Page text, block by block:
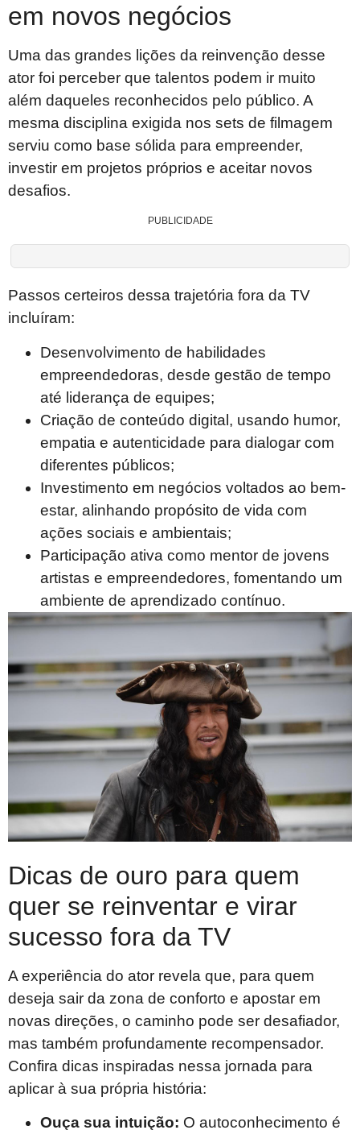
em novos negócios
Uma das grandes lições da reinvenção desse
ator foi perceber que talentos podem ir muito
além daqueles reconhecidos pelo público. A
mesma disciplina exigida nos sets de filmagem
serviu como base sólida para empreender,
investir em projetos próprios e aceitar novos
desafios.
PUBLICIDADE
Passos certeiros dessa trajetória fora da TV
incluíram:
Desenvolvimento de habilidades
empreendedoras, desde gestão de tempo
até liderança de equipes;
Criação de conteúdo digital, usando humor,
empatia e autenticidade para dialogar com
diferentes públicos;
Investimento em negócios voltados ao bem-
estar, alinhando propósito de vida com
ações sociais e ambientais;
Participação ativa como mentor de jovens
artistas e empreendedores, fomentando um
ambiente de aprendizado contínuo.
Dicas de ouro para quem
quer se reinventar e virar
sucesso fora da TV
A experiência do ator revela que, para quem
deseja sair da zona de conforto e apostar em
novas direções, o caminho pode ser desafiador,
mas também profundamente recompensador.
Confira dicas inspiradas nessa jornada para
aplicar à sua própria história:
Ouça sua intuição: O autoconhecimento é